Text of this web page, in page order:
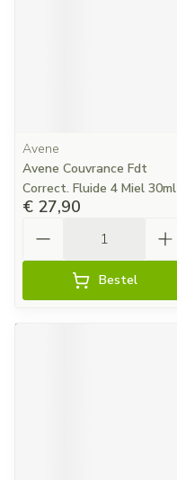
Avene
Avene Couvrance Fdt
Correct. Fluide 4 Miel 30ml
€ 27,90
Bestel